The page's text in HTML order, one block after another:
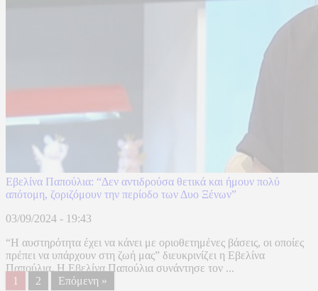
Εβελίνα Παπούλια: “Δεν αντιδρούσα θετικά και ήμουν πολύ
απότομη, ζοριζόμουν την περίοδο των Δυο Ξένων”
03/09/2024 - 19:43
“Η αυστηρότητα έχει να κάνει με οριοθετημένες βάσεις, οι οποίες
πρέπει να υπάρχουν στη ζωή μας” διευκρινίζει η Εβελίνα
Παπούλια. Η Εβελίνα Παπούλια συνάντησε τον ...
1
2
Επόμενη »